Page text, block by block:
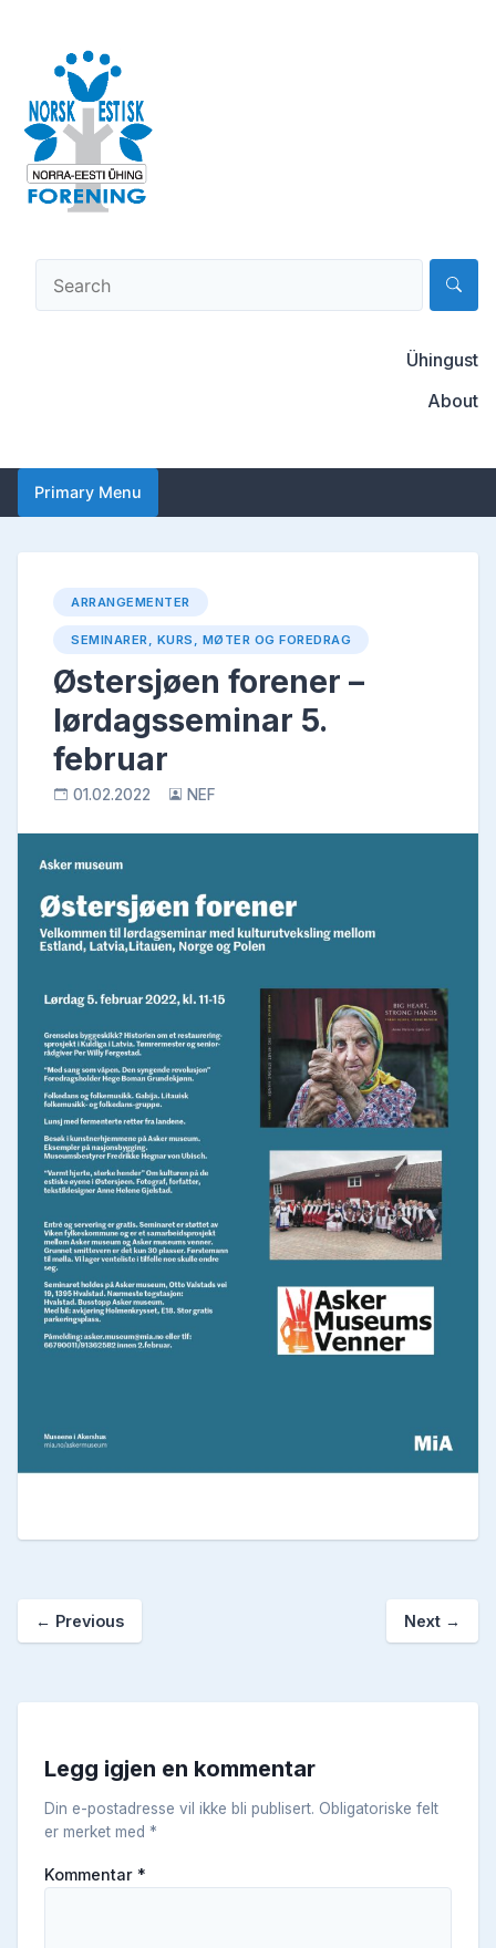
content
Norsk-estisk forening
Ühingust
About
Primary Menu
ARRANGEMENTER
SEMINARER, KURS, MØTER OG FOREDRAG
Østersjøen forener –
lørdagsseminar 5.
februar
01.02.2022 NEF
← Previous Next →
Legg igjen en kommentar
Din e-postadresse vil ikke bli publisert. Obligatoriske felt
er merket med *
Kommentar *